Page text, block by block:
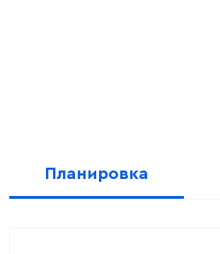
Планировка